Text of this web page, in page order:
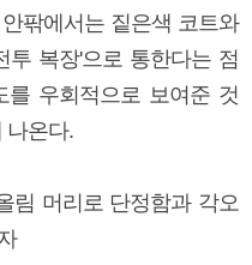
팎에서는 짙은색 코트와
투 복장'으로 통한다는 점
를 우회적으로 보여준 것
나온다.
머리로 단정함과 각오